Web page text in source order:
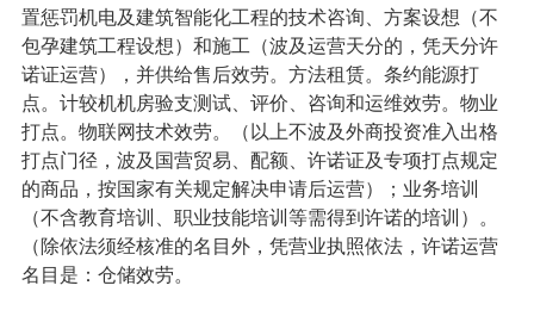
置惩罚机电及建筑智能化工程的技术咨询、方案设想（不
包孕建筑工程设想）和施工（波及运营天分的，凭天分许
诺证运营），并供给售后效劳。方法租赁。条约能源打
点。计较机机房验支测试、评价、咨询和运维效劳。物业
打点。物联网技术效劳。（以上不波及外商投资准入出格
打点门径，波及国营贸易、配额、许诺证及专项打点规定
的商品，按国家有关规定解决申请后运营）；业务培训
（不含教育培训、职业技能培训等需得到许诺的培训）。
（除依法须经核准的名目外，凭营业执照依法，许诺运营
名目是：仓储效劳。